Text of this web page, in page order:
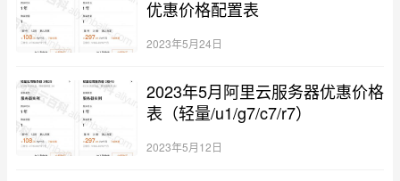
优惠价格配置表
2023年5月24日
2023年5月阿里云服务器优惠价格
表（轻量/u1/g7/c7/r7）
2023年5月12日